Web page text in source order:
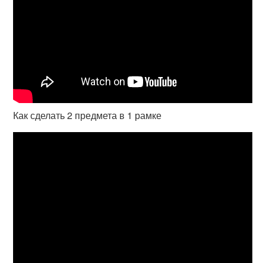
Как сделать 2 предмета в 1 рамке